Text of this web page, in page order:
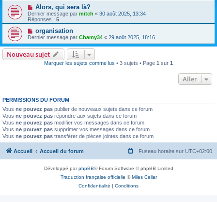
Alors, qui sera là?
Dernier message par mitch « 30 août 2025, 13:34
Réponses : 5
organisation
Dernier message par Chamy34 « 29 août 2025, 18:16
Nouveau sujet
Marquer les sujets comme lus • 3 sujets • Page 1 sur 1
Aller
PERMISSIONS DU FORUM
Vous ne pouvez pas publier de nouveaux sujets dans ce forum
Vous ne pouvez pas répondre aux sujets dans ce forum
Vous ne pouvez pas modifier vos messages dans ce forum
Vous ne pouvez pas supprimer vos messages dans ce forum
Vous ne pouvez pas transférer de pièces jointes dans ce forum
Accueil Accueil du forum Fuseau horaire sur UTC+02:00
Développé parphpBB® Forum Software © phpBB Limited
Traduction française officielle ©Miles Cellar
Confidentialité | Conditions